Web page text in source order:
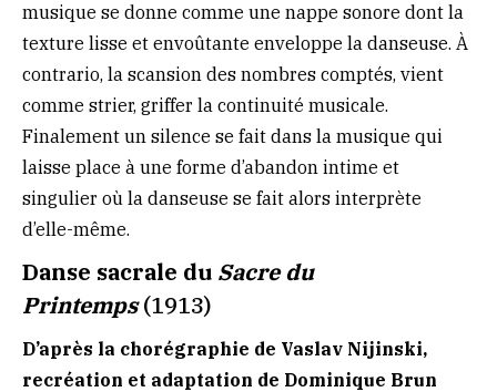
musique se donne comme une nappe sonore dont la
texture lisse et envoûtante enveloppe la danseuse. À
contrario, la scansion des nombres comptés, vient
comme strier, griffer la continuité musicale.
Finalement un silence se fait dans la musique qui
laisse place à une forme d’abandon intime et
singulier où la danseuse se fait alors interprète
d’elle-même.
Danse sacrale du Sacre du
Printemps (1913)
D’après la chorégraphie de Vaslav Nijinski,
recréation et adaptation de Dominique Brun